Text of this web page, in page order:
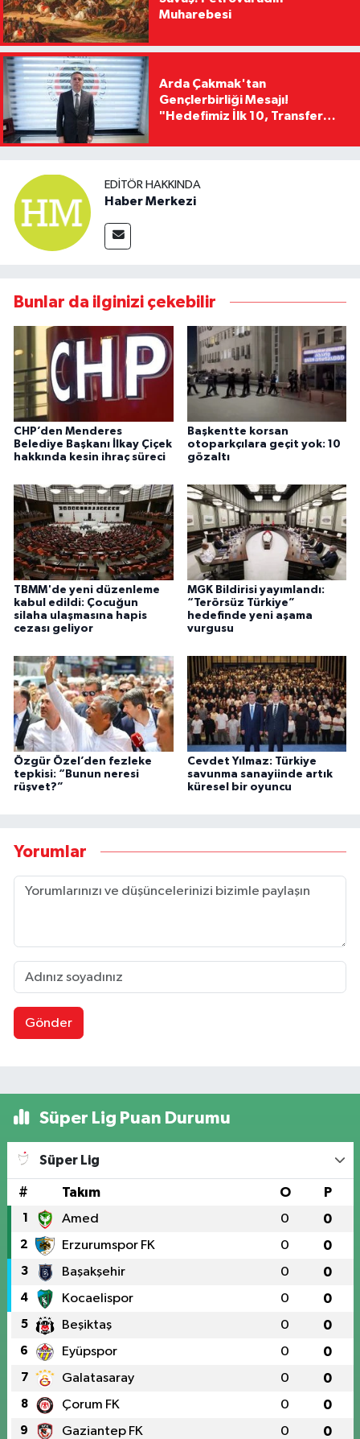
Muharebesi
Arda Çakmak'tan
Gençlerbirliği Mesajı!
"Hedefimiz İlk 10, Transfer
Kaldıracağız"
EDITÖR HAKKINDA
Haber Merkezi
Bunlar da ilginizi çekebilir
CHP’den Menderes
Belediye Başkanı İlkay Çiçek
hakkında kesin ihraç süreci
Başkentte korsan
otoparkçılara geçit yok: 10
gözaltı
TBMM'de yeni düzenleme
kabul edildi: Çocuğun
silaha ulaşmasına hapis
cezası geliyor
MGK Bildirisi yayımlandı:
“Terörsüz Türkiye”
hedefinde yeni aşama
vurgusu
Özgür Özel’den fezleke
tepkisi: “Bunun neresi
rüşvet?”
Cevdet Yılmaz: Türkiye
savunma sanayiinde artık
küresel bir oyuncu
Yorumlar
Gönder
Süper Lig Puan Durumu
Süper Lig
# Takım O P
1 Amed 0 0
2 Erzurumspor FK 0 0
3 Başakşehir 0 0
4 Kocaelispor 0 0
5 Beşiktaş 0 0
6 Eyüpspor 0 0
7 Galatasaray 0 0
8 Çorum FK 0 0
9 Gaziantep FK 0 0